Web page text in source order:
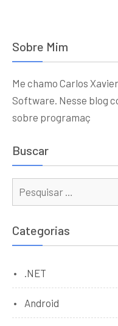
Sobre Mim
Me chamo Carlos
Software. Nesse blog
sobre programaç
Buscar
Procurar:
Categorias
.NET
Android